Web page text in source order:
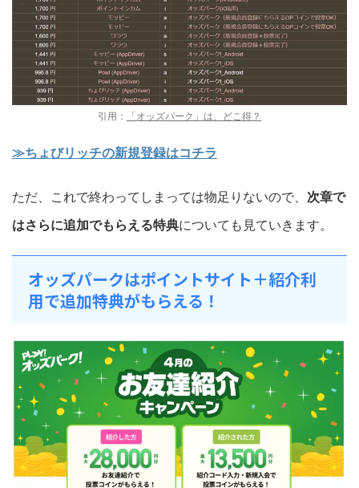
引用： 「オッズパーク」は、どこ得？
≫ちょびリッチの新規登録はコチラ
ただ、これで終わってしまっては物足りないので、 次章で
はさらに追加でもらえる特典についても見ていきます。
オッズパークはポイントサイト＋紹介利
用で追加特典がもらえる！